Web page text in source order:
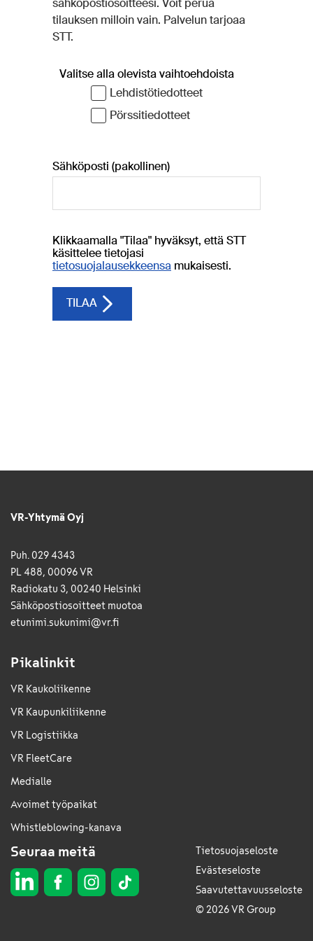
VR-Yhtymä Oyj
Puh. 029 4343
PL 488, 00096 VR
Radiokatu 3, 00240 Helsinki
Sähkö­posti­osoitteet muotoa
etunimi.sukunimi@vr.fi
Pikalinkit
VR Kaukoliikenne
VR Kaupunkiliikenne
VR Logistiikka
VR FleetCare
Medialle
Avoimet työpaikat
Whistleblowing-kanava
Seuraa meitä
Tietosuojaseloste
Evästeseloste
Saavutettavuusseloste
© 2026 VR Group